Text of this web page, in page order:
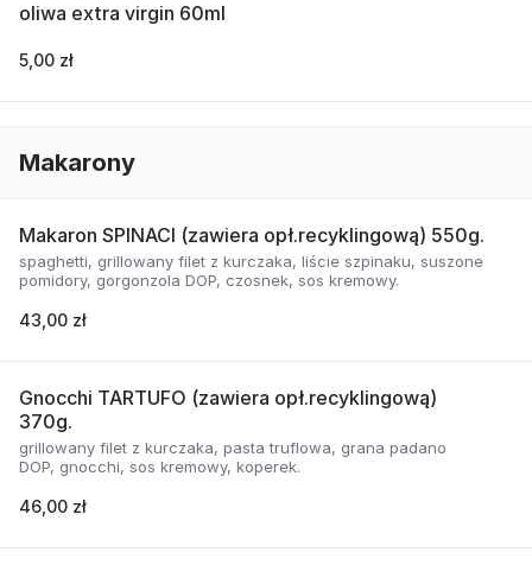
oliwa extra virgin 60ml
5,00 zł
Makarony
Makaron SPINACI (zawiera opł.recyklingową) 550g.
spaghetti, grillowany filet z kurczaka, liście szpinaku, suszone
pomidory, gorgonzola DOP, czosnek, sos kremowy.
43,00 zł
Gnocchi TARTUFO (zawiera opł.recyklingową)
370g.
grillowany filet z kurczaka, pasta truflowa, grana padano
DOP, gnocchi, sos kremowy, koperek.
46,00 zł